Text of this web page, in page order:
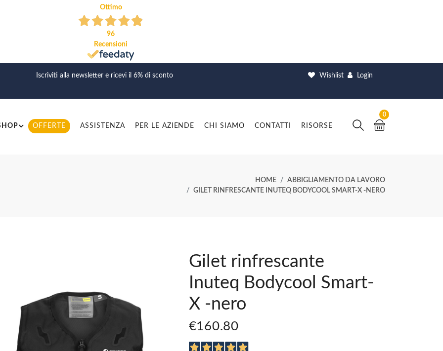
Ottimo
96
Recensioni
Iscriviti alla newsletter e ricevi il 6% di sconto Wishlist Login
OFFERTE ASSISTENZA PER LE AZIENDE CHI SIAMO CONTATTI RISORSE
0
HOME
ABBIGLIAMENTO DA LAVORO
GILET RINFRESCANTE INUTEQ BODYCOOL SMART-X -NERO
Gilet rinfrescante
Inuteq Bodycool Smart-
X -nero
€160.80